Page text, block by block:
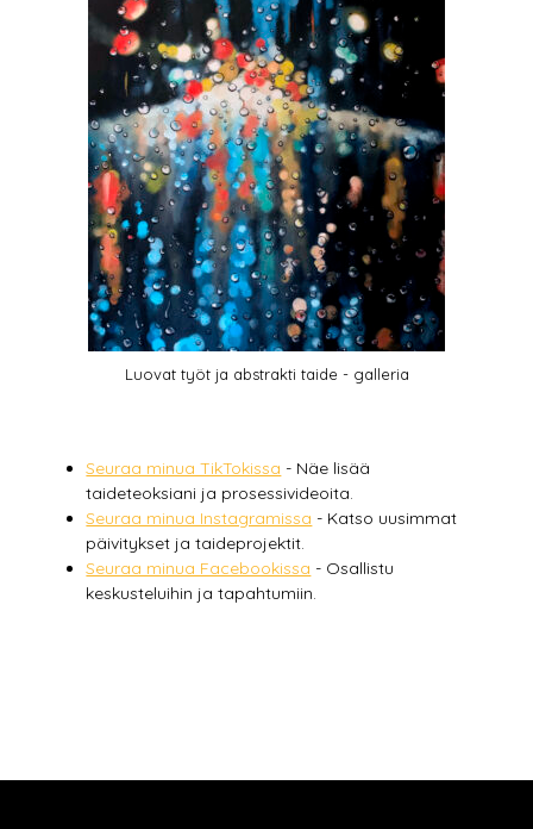
Luovat työt ja abstrakti taide - galleria
Seuraa minua TikTokissa - Näe lisää
taideteoksiani ja prosessivideoita.
Seuraa minua Instagramissa - Katso uusimmat
päivitykset ja taideprojektit.
Seuraa minua Facebookissa - Osallistu
keskusteluihin ja tapahtumiin.